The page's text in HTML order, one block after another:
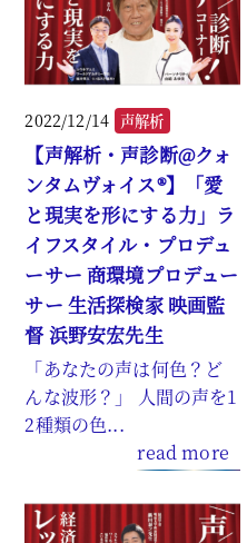
2022/12/14 声解析
【声解析・声診断@クォ
ンタムヴォイス®】「愛
と現実を形にする力」ラ
イフスタイル・プロデュ
ーサー 商環境プロデュー
サー 生活探検家 映画監
督 浜野安宏先生
「あなたの声は何色？ど
んな波形？」 人間の声を1
2種類の色...
read more